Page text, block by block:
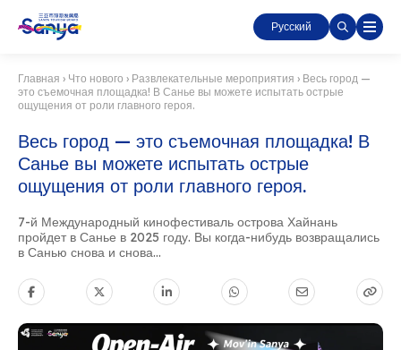
Русский
Главная › Что нового › Развлекательные мероприятия › Весь город —
это съемочная площадка! В Санье вы можете испытать острые
ощущения от роли главного героя.
Весь город — это съемочная площадка! В
Санье вы можете испытать острые
ощущения от роли главного героя.
7-й Международный кинофестиваль острова Хайнань
пройдет в Санье в 2025 году. Вы когда-нибудь возвращались
в Санью снова и снова...